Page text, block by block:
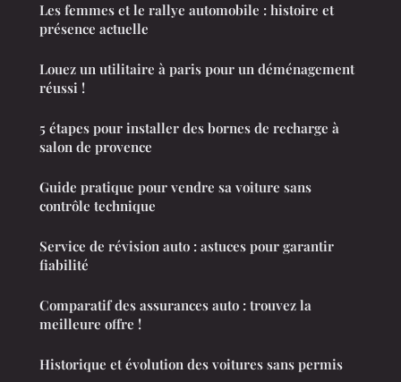
Les femmes et le rallye automobile : histoire et
présence actuelle
Louez un utilitaire à paris pour un déménagement
réussi !
5 étapes pour installer des bornes de recharge à
salon de provence
Guide pratique pour vendre sa voiture sans
contrôle technique
Service de révision auto : astuces pour garantir
fiabilité
Comparatif des assurances auto : trouvez la
meilleure offre !
Historique et évolution des voitures sans permis